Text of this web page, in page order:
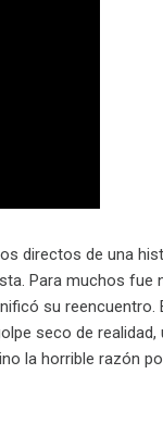
directos de una
Para muchos fue
su
seco de
la horrible razón